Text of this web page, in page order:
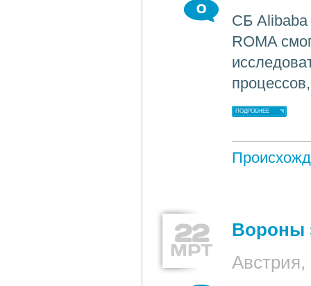
0
СБ Alibaba
ROMA
ПОДРОБНЕЕ
22
МРТ
Вороны